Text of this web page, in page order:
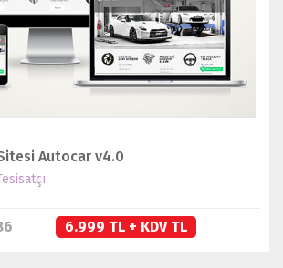
SATIN AL
Autocar v4.0
6.999 TL + KDV TL